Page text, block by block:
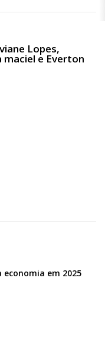
Lopes,
e Everton
em 2025